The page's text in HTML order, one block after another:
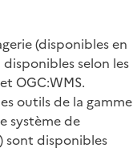
(disponibles en
selon les
OGC:WMS.
outils de la gamme
système de
sont disponibles